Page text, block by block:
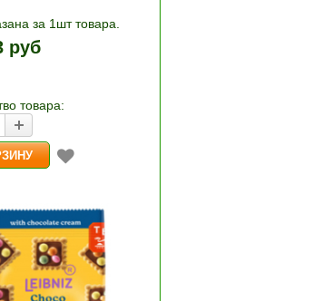
за 1шт товара.
кнопками «+»
нужное
руб
товара: